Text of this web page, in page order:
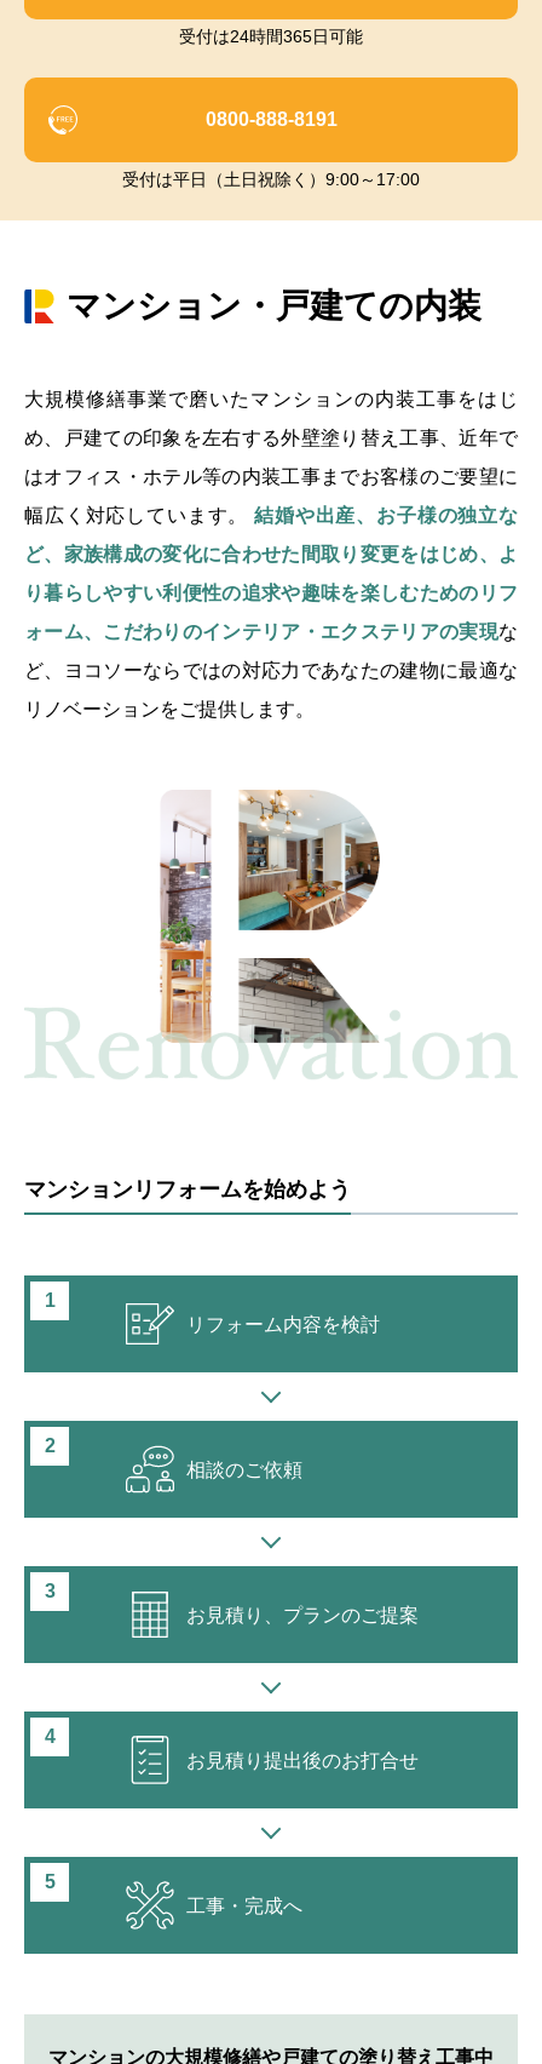
受付は24時間365日可能
0800-888-8191
受付は平日（土日祝除く）9:00～17:00
マンション・戸建ての内装
大規模修繕事業で磨いたマンションの内装工事をはじ
め、
戸建ての印象を左右する外壁塗り替え工事、近年で
はオフィス・ホテル等の内装工事までお客様のご要望に
幅広く対応しています。 結婚や出産、お子様の独立な
ど、 家族構成の変化に合わせた間取り変更をはじめ、
よ
り暮らしやすい利便性の追求や趣味を楽しむためのリフ
ォーム、 こだわりのインテリア・エクステリアの実現な
ど、
ヨコソーならではの対応力であなたの建物に最適な
リノベーションをご提供します。
マンションリフォームを始めよう
リフォーム内容を検討
相談のご依頼
お見積り、プランのご提案
お見積り提出後のお打合せ
工事・完成へ
マンションの大規模修繕や戸建ての塗り替え工事中